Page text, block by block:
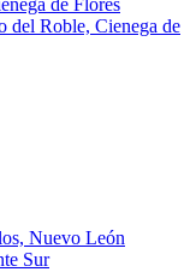
de Flores
del Roble, Cienega de